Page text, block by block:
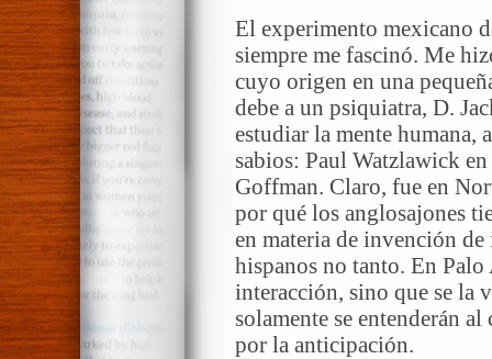
El experimento mexicano
siempre me fascinó. Me
cuyo origen en una
debe a un psiquiatra, D.
estudiar la mente humana,
sabios: Paul Watzlawick
Goffman. Claro, fue en
por qué los anglosajones
en materia de invención
hispanos no tanto. En
interacción, sino que se la
solamente se entenderán
por la anticipación.